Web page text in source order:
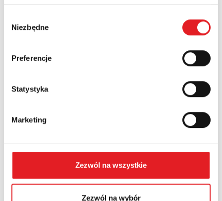
zgody
Niezbędne
Preferencje
Statystyka
Marketing
Zezwól na wszystkie
Zezwól na wybór
Numer telefonu:
Województwo: